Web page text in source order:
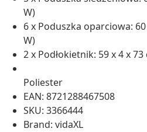
W)
6 x Poduszka oparciowa:
W)
2 x Podłokietnik: 59 x 4 x 73
Poliester
EAN: 8721288467508
SKU: 3366444
Brand: vidaXL